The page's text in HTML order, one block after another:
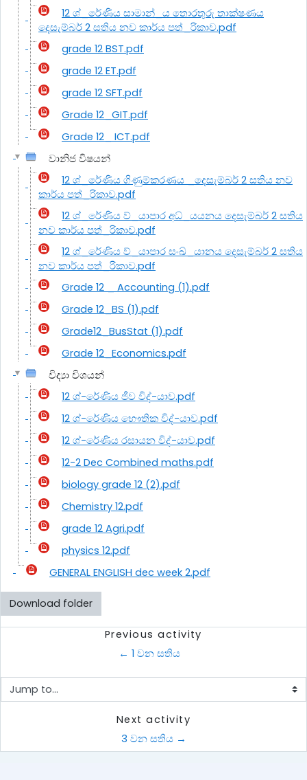
12 ශ්_රේණිය සාමාන්_ය තොරතුරු තාක්ෂණය
දෙසැම්බර් 2 සතිය නව කාර්ය පත්_රිකාව.pdf
grade 12 BST.pdf
grade 12 ET.pdf
grade 12 SFT.pdf
Grade 12_GIT.pdf
Grade 12_ ICT.pdf
වානිජ විෂයන්
12 ශ්_රේණිය ගිණුම්කරණය _දෙසැම්බර් 2 සතිය නව
කාර්ය පත්_රිකාව.pdf
12 ශ්_රේණිය ව්_යාපාර අධ්_යයනය දෙසැම්බර් 2 සතිය
නව කාර්ය පත්_රිකාව.pdf
12 ශ්_රේණිය ව්_යාපාර සංඛ්_යානය දෙසැම්බර් 2 සතිය
නව කාර්ය පත්_රිකාව.pdf
Grade 12 _ Accounting (1).pdf
Grade 12_BS (1).pdf
Grade12_BusStat (1).pdf
Grade 12_Economics.pdf
විද්‍යා විශයන්
12 ශ්-රේණිය ජීව විද්-යාව.pdf
12 ශ්-රේණිය භෞතික විද්-යාව.pdf
12 ශ්-රේණිය රසායන විද්-යාව.pdf
12-2 Dec Combined maths.pdf
biology grade 12 (2).pdf
Chemistry 12.pdf
grade 12 Agri.pdf
physics 12.pdf
GENERAL ENGLISH dec week 2.pdf
Download folder
Previous activity
← 1 වන සතිය
Jump to...
Next activity
3 වන සතිය →